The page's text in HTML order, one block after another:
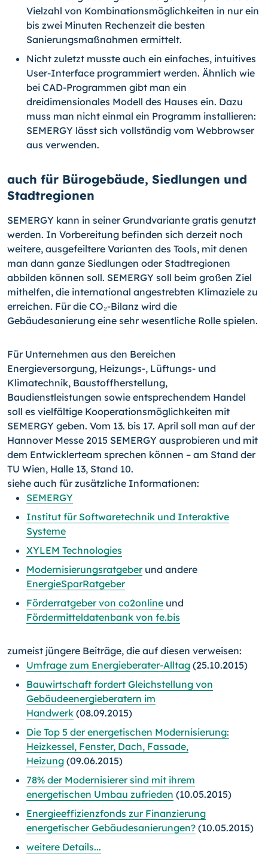
Vielzahl von Kombinationsmöglichkeiten in nur ein
bis zwei Minuten Rechenzeit die besten
Sanierungsmaßnahmen ermittelt.
Nicht zuletzt musste auch ein einfaches, intuitives
User-Interface programmiert werden. Ähnlich wie
bei CAD-Programmen gibt man ein
dreidimensionales Modell des Hauses ein. Dazu
muss man nicht einmal ein Programm installieren:
SEMER­GY lässt sich vollständig vom Webbrowser
aus verwenden.
auch für Bürogebäude, Siedlungen und
Stadtregionen
SEMERGY kann in seiner Grundvariante gratis genutzt
werden. In Vorbereitung befin­den sich derzeit noch
weitere, ausgefeiltere Varianten des Tools, mit denen
man dann ganze Siedlungen oder Stadtregionen
abbilden können soll. SEMERGY soll beim großen Ziel
mithelfen, die international angestrebten Klimaziele zu
erreichen. Für die CO₂-Bi­lanz wird die
Gebäudesanierung eine sehr wesentliche Rolle spielen.
Für Unternehmen aus den Bereichen
Energieversorgung, Heizungs-, Lüftungs- und
Klimatechnik, Baustoffherstellung,
Baudienstleistungen sowie entsprechendem Handel
soll es vielfältige Kooperationsmöglichkeiten mit
SEMERGY geben. Vom 13. bis 17. April soll man auf der
Hannover Messe 2015 SEMERGY ausprobieren und mit
dem Entwick­lerteam sprechen können – am Stand der
TU Wien, Halle 13, Stand 10.
siehe auch für zusätzliche Informationen:
SEMERGY
Institut für Softwaretechnik und Interaktive
Systeme
XYLEM Technologies
Modernisierungsratgeberund andere
EnergieSparRatgeber
Förderratgeber von co2online und
Fördermitteldatenbank von fe.bis
zumeist jüngere Beiträge, die auf diesen verweisen:
Umfrage zum Energieberater-Alltag (25.10.2015)
Bauwirtschaft fordert Gleichstellung von
Gebäudeenergieberatern im
Handwerk (08.09.2015)
Die Top 5 der energetischen Modernisierung:
Heizkessel, Fenster, Dach, Fassade,
Heizung (09.06.2015)
78% der Modernisierer sind mit ihrem
energetischen Umbau zufrieden (10.05.2015)
Energieeffizienzfonds zur Finanzierung
energetischer Gebäudesanierungen? (10.05.2015)
weitere Details...